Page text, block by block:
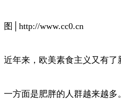
图│http://www.cc0.cn
近年来，欧美素食主义又有了
一方面是肥胖的人群越来越多。